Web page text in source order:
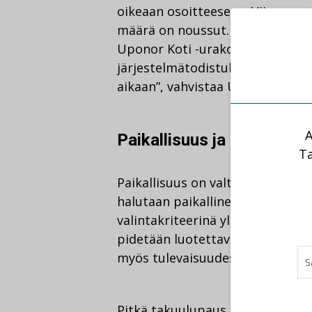
oikeaan osoitteeseen. Viime
määrä on noussut. Tätä tukee
Uponor Koti -urakoitsijat ovat
järjestelmätodistuksia
aikaan”, vahvistaa Uponor
Paikallisuus ja
Paikallisuus on valttia myös
halutaan paikallinen ja tuttu
valintakriteerinä yli 90 %
pidetään luotettavaa ja
myös tulevaisuudessa.